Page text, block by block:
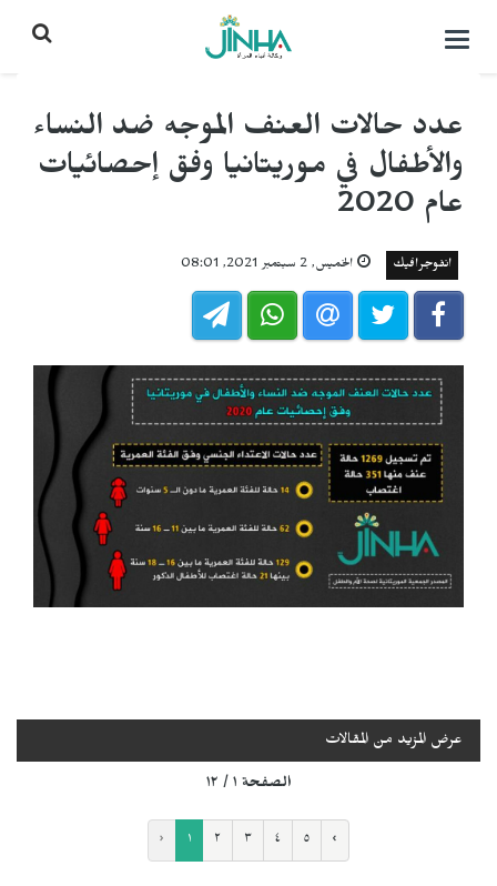
التحكم
عدد حالات العنف الموجه ضد النساء
والأطفال في موريتانيا وفق إحصائيات
عام 2020
انفوجرافيك الخميس, 2 سبتمبر 2021, 08:01
عرض المزيد من المقالات
الصفحة ١ / ١٢
‹ ١ ٢ ٣ ٤ ٥ ›